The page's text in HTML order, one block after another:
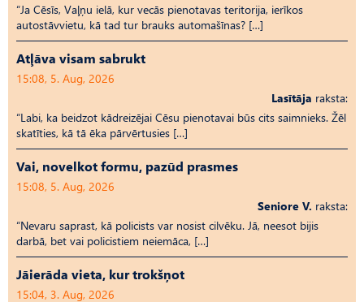
“Ja Cēsīs, Vaļņu ielā, kur vecās pienotavas teritorija, ierīkos
autostāvvietu, kā tad tur brauks automašīnas? […]
Atļāva visam sabrukt
15:08, 5. Aug, 2026
Lasītāja raksta:
“Labi, ka beidzot kādreizējai Cēsu pienotavai būs cits saimnieks. Žēl
skatīties, kā tā ēka pārvērtusies […]
Vai, novelkot formu, pazūd prasmes
15:08, 5. Aug, 2026
Seniore V. raksta:
“Nevaru saprast, kā policists var nosist cilvēku. Jā, neesot bijis
darbā, bet vai policistiem neiemāca, […]
Jāierāda vieta, kur trokšņot
15:04, 3. Aug, 2026